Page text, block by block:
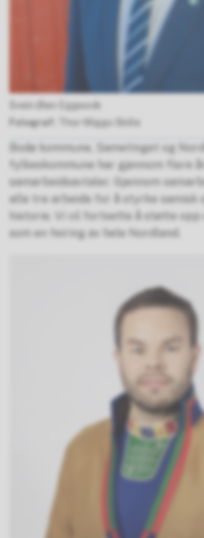
Svein Øien Eggesvik
Thor-Wiggo Skille
Bodø kommune, Sametinget og
fylkeskommune har gjennom flere
samarbeidsavtaler. Gjennom
alle tre arbeide for å styrke samisk
historie. Vi vil fortsette å støtte opp
som en feiring av hele Nordland.